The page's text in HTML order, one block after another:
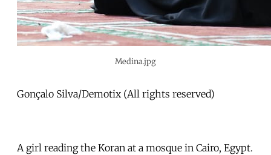
Medina.jpg
Gonçalo Silva/Demotix (All rights reserved)
A girl reading the Koran at a mosque in Cairo, Egypt.